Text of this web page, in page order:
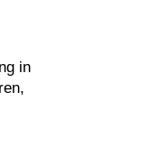
in